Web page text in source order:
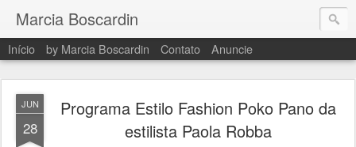
Marcia Boscardin
Início by Marcia Boscardin Contato Anuncie
JUN
28
Programa Estilo Fashion Poko Pano da
estilista Paola Robba